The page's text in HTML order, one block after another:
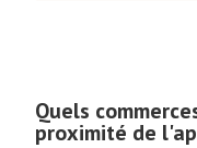
Quels
proximité de